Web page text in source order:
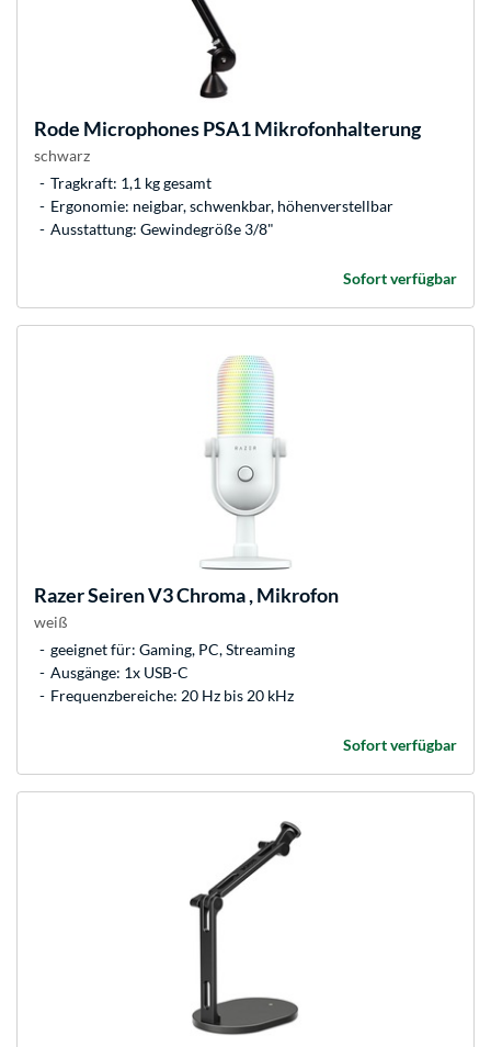
Rode MicrophonesPSA1 Mikrofonhalterung
schwarz
Tragkraft: 1,1 kg gesamt
Ergonomie: neigbar, schwenkbar, höhenverstellbar
Ausstattung: Gewindegröße 3/8"
Sofort verfügbar
RazerSeiren V3 Chroma , Mikrofon
weiß
geeignet für: Gaming, PC, Streaming
Ausgänge: 1x USB-C
Frequenzbereiche: 20 Hz bis 20 kHz
Sofort verfügbar